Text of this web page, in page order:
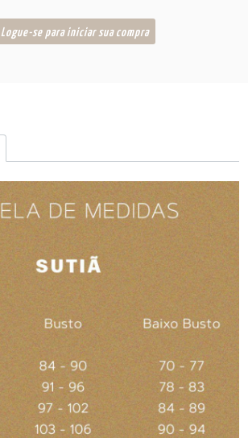
Logue-se para iniciar sua compra